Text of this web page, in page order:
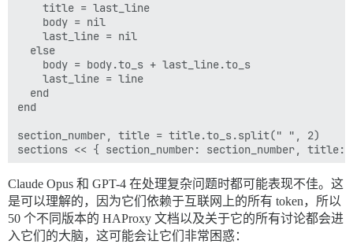
    title = last_line
    body = nil
    last_line = nil
  else
    body = body.to_s + last_line.to_s
    last_line = line
  end
end
section_number, title = title.to_s.split(" ", 2)
sections << { section_number: section_number,
section_names =
sections.map { |section|
sections[4..-1].each do |section|
  title = []
Claude Opus 和 GPT-4 在处理复杂问题时都可能表现不佳。这
是可以理解的，因为它们依赖于互联网上的所有 token，所以
50 个不同版本的 HAProxy 文档以及关于它的所有讨论都会进
入它们的大脑，这可能会让它们非常困惑：